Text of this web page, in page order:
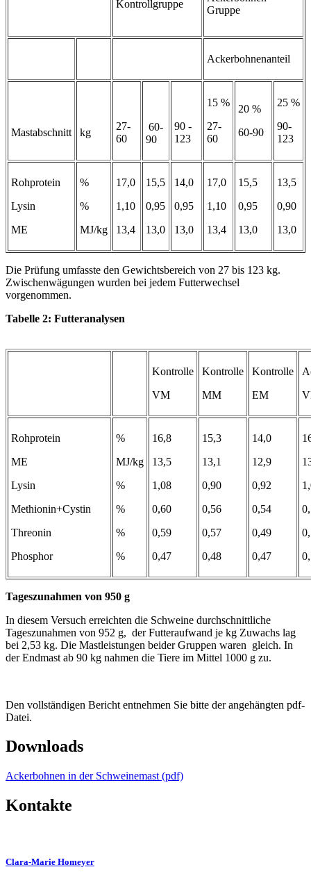
Kontrollgruppe
Gruppe
Ackerbohnenanteil
Mastabschnitt kg
27-
60
60-
90
90 -
123
15 %
27-
60
20 %
60-90
25 %
90-
123
Rohprotein
Lysin
ME
%
%
MJ/kg
17,0
1,10
13,4
15,5
0,95
13,0
14,0
0,95
13,0
17,0
1,10
13,4
15,5
0,95
13,0
13,5
0,90
13,0
Die Prüfung umfasste den Gewichtsbereich von 27 bis 123 kg.
Zwischenwägungen wurden bei jedem Futterwechsel
vorgenommen.
Tabelle 2: Futteranalysen
Kontrolle
VM
Kontrolle
MM
Kontrolle
EM
Rohprotein
ME
Lysin
Methionin+Cystin
Threonin
Phosphor
%
MJ/kg
%
%
%
%
16,8
13,5
1,08
0,60
0,59
0,47
15,3
13,1
0,90
0,56
0,57
0,48
14,0
12,9
0,92
0,54
0,49
0,47
Tageszunahmen von 950 g
In diesem Versuch erreichten die Schweine durchschnittliche
Tageszunahmen von 952 g, der Futteraufwand je kg Zuwachs lag
bei 2,53 kg. Die Mastleistungen beider Gruppen waren gleich. In
der Endmast ab 90 kg nahmen die Tiere im Mittel 1000 g zu.
Den vollständigen Bericht entnehmen Sie bitte der angehängten pdf-
Datei.
Downloads
Ackerbohnen in der Schweinemast (pdf)
Kontakte
Clara-Marie Homeyer